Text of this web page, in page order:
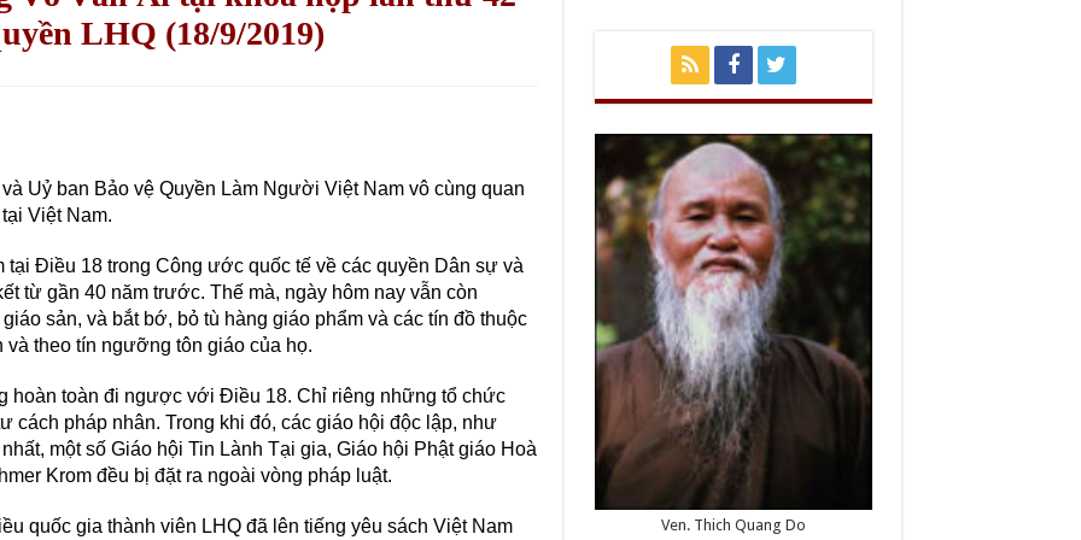
LHQ (18/9/2019)
Uỷ ban Bảo vệ Quyền Làm Người Việt Nam vô cùng quan
Việt Nam.
Điều 18 trong Công ước quốc tế về các quyền Dân sự và
từ gần 40 năm trước. Thế mà, ngày hôm nay vẫn còn
sản, và bắt bớ, bỏ tù hàng giáo phẩm và các tín đồ thuộc
theo tín ngưỡng tôn giáo của họ.
hoàn toàn đi ngược với Điều 18. Chỉ riêng những tổ chức
pháp nhân. Trong khi đó, các giáo hội độc lập, như
một số Giáo hội Tin Lành Tại gia, Giáo hội Phật giáo Hoà
Krom đều bị đặt ra ngoài vòng pháp luật.
quốc gia thành viên LHQ đã lên tiếng yêu sách Việt Nam Ven. Thich Quang Do